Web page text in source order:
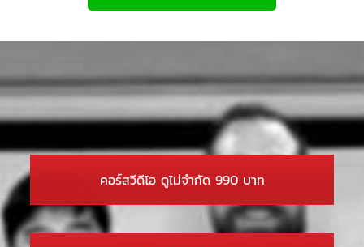
คอร์สวีดีโอ ดูไม่จำกัด 990 บาท